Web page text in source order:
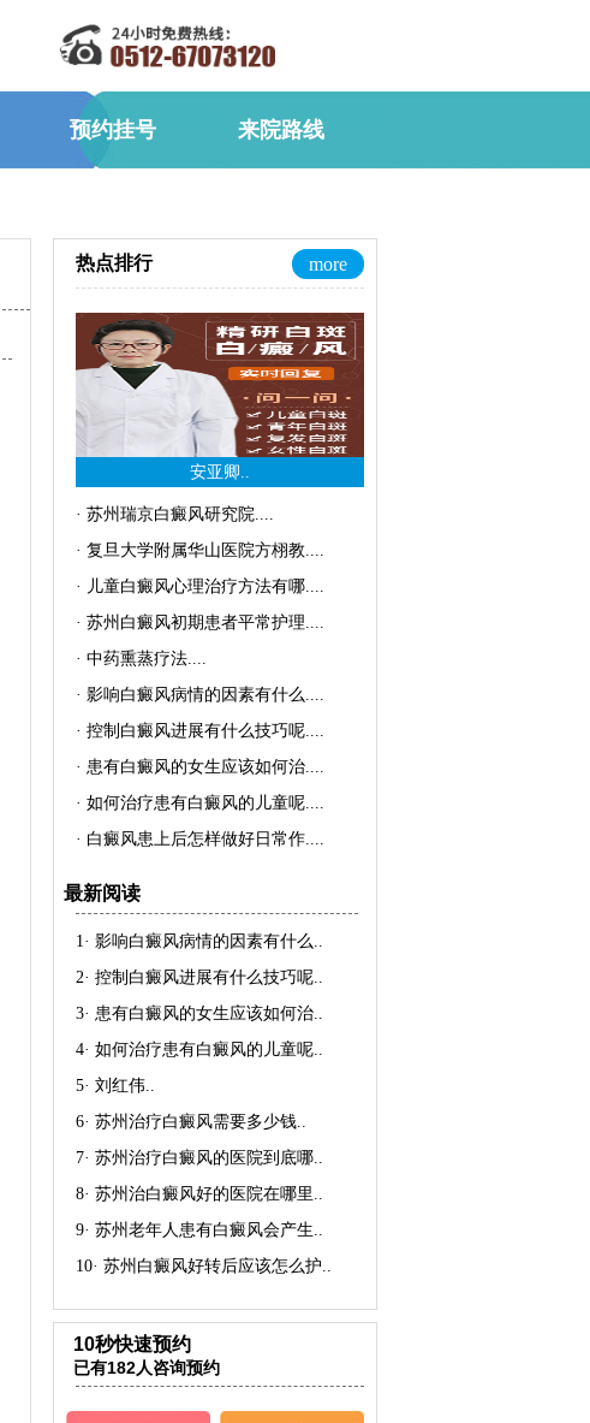
预约挂号 来院路线
热点排行 more
安亚卿..
· 苏州瑞京白癜风研究院....
· 复旦大学附属华山医院方栩教....
· 儿童白癜风心理治疗方法有哪....
· 苏州白癜风初期患者平常护理....
· 中药熏蒸疗法....
· 影响白癜风病情的因素有什么....
· 控制白癜风进展有什么技巧呢....
· 患有白癜风的女生应该如何治....
· 如何治疗患有白癜风的儿童呢....
· 白癜风患上后怎样做好日常作....
最新阅读
1· 影响白癜风病情的因素有什么..
2· 控制白癜风进展有什么技巧呢..
3· 患有白癜风的女生应该如何治..
4· 如何治疗患有白癜风的儿童呢..
5· 刘红伟..
6· 苏州治疗白癜风需要多少钱..
7· 苏州治疗白癜风的医院到底哪..
8· 苏州治白癜风好的医院在哪里 ..
9· 苏州老年人患有白癜风会产生..
10· 苏州白癜风好转后应该怎么护..
10秒快速预约
已有182人咨询预约